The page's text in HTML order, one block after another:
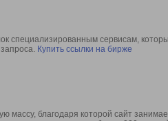
специализированным сервисам,
Купить ссылки на бирже
массу, благодаря которой сайт